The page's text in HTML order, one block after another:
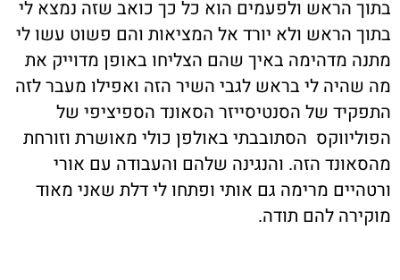
בתוך הראש ולפעמים הוא כל כך כואב שזה נמצא לי
בתוך הראש ולא יורד אל המציאות והם פשוט עשו לי
מתנה מדהימה באיך שהם הצליחו באופן מדוייק את
מה שהיה לי בראש לגבי השיר הזה ואפילו מעבר לזה
התפקיד של הסנטיסייזר הסאונד הספיציפי של
הפוליווקס הסתובבתי באולפן כולי מאושרת וזורחת
מהסאונד הזה. והנגינה שלהם והעבודה עם אורי
ורטהיים מרימה גם אותי ופתחו לי דלת שאני מאוד
מוקירה להם תודה.